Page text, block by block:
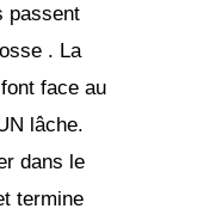
passent
. La
face au
lâche.
dans le
termine